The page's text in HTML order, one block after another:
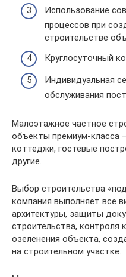
Использование
процессов при
строительстве
Круглосуточный
Индивидуальная
обслуживания
Малоэтажное частное
объекты премиум-класса
коттеджи, гостевые
другие.
Выбор строительства
компания выполняет все
архитектуры, защиты
строительства, контроля
озеленения объекта,
на строительном участке.